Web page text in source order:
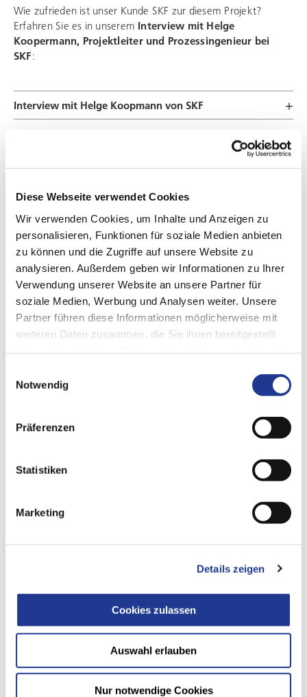
Diese Webseite verwendet Cookies
Wir verwenden Cookies, um Inhalte und Anzeigen zu
personalisieren, Funktionen für soziale Medien anbieten
zu können und die Zugriffe auf unsere Website zu
analysieren. Außerdem geben wir Informationen zu Ihrer
Verwendung unserer Website an unsere Partner für
soziale Medien, Werbung und Analysen weiter. Unsere
Partner führen diese Informationen möglicherweise mit
weiteren Daten zusammen, die Sie ihnen bereitgestellt
Notwendig
Präferenzen
Statistiken
Marketing
Details zeigen
Cookies zulassen
Auswahl erlauben
Nur notwendige Cookies
Wie zufrieden ist unser Kunde SKF zur diesem Projekt?
Erfahren Sie es in unserem Interview mit Helge
Koopermann, Projektleiter und Prozessingenieur bei
SKF:
Interview mit Helge Koopmann von SKF
PDF
Die komplette Case-Study zum Auftra
g von SKF (english)
PDF
DOWNLOAD
Die komplette Case-Study zum Auftra
g von SKF (chinese)
PDF
DOWNLOAD